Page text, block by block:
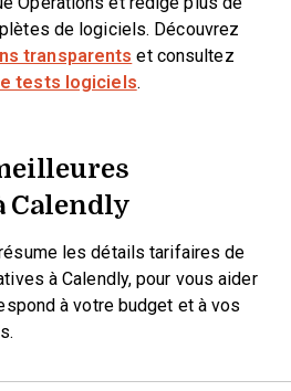
de logiciels. Découvrez
transparents et consultez
tests logiciels.
Calendly
les détails tarifaires de
à Calendly, pour vous aider
à votre budget et à vos